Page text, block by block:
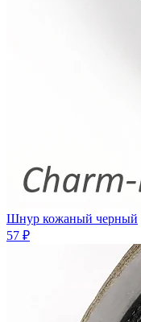
Шнур кожаный черный
57 ₽